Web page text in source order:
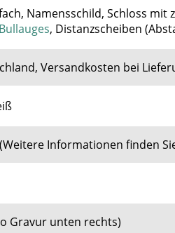
Namensschild, Schloss mit
, Distanzscheiben
Versandkosten bei
(Weitere Informationen finden
Gravur unten rechts)